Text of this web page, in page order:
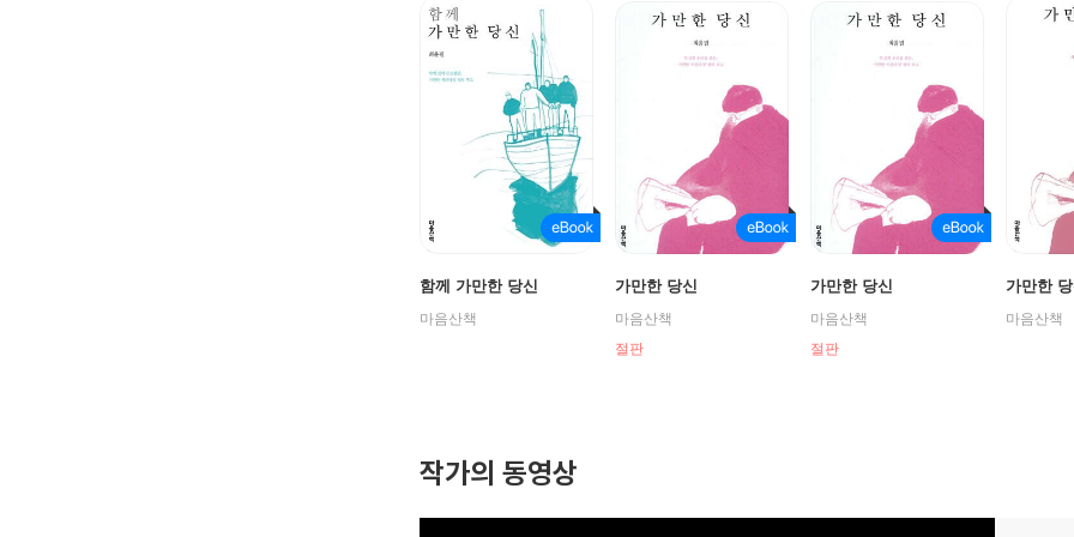
함께 가만한 당신
마음산책
가만한 당신
마음산책
절판
가만한 당신
마음산책
절판
가만한
마음산책
작가의 동영상